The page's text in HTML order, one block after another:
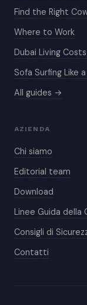
Find the Right
Where to Work
Dubai Living Costs
Sofa Surfing Like
All guides →
AZIENDA
Chi siamo
Editorial team
Download
Linee Guida della
Consigli di
Contatti